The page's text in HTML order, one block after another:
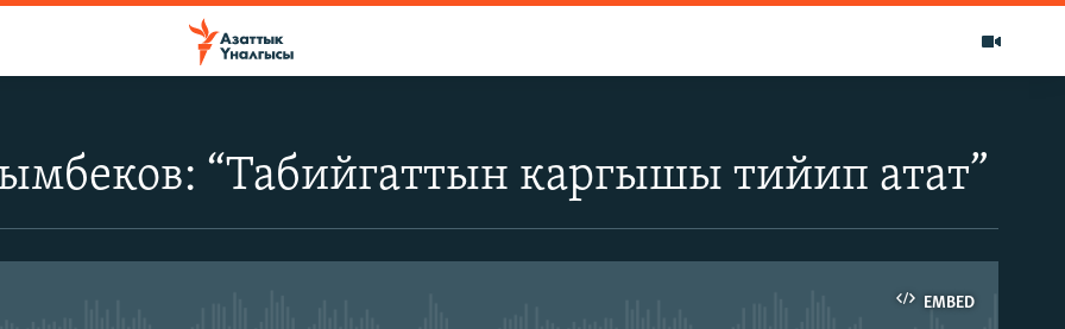
“Табийгаттын каргышы тийип атат”
EMBED